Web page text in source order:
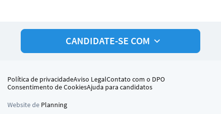
CANDIDATE-SE COM
Política de privacidadeAviso LegalContato com o DPO
Consentimento de CookiesAjuda para candidatos
Website de Planning